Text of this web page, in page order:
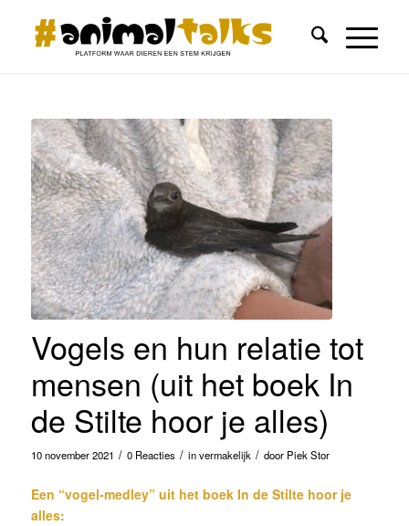
Vogels en hun relatie tot
mensen (uit het boek In
de Stilte hoor je alles)
10 november 2021 / 0 Reacties / invermakelijk / door Piek Stor
Een “vogel-medley” uit het boek In de Stilte hoor je
alles: